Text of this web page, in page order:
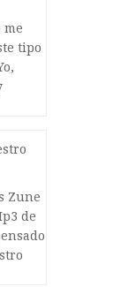
me
tipo
Zune
de